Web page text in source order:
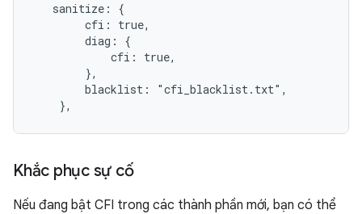
   sanitize: {
        cfi: true,
        diag: {
            cfi: true,
        },
        blacklist: "cfi_blacklist.txt",
    },
Khắc phục sự cố
Nếu đang bật CFI trong các thành phần mới, bạn có thể